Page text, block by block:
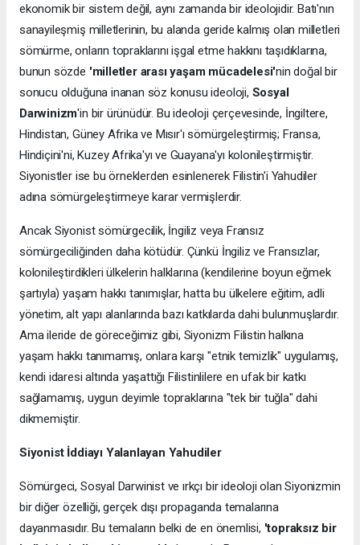
ekonomik bir sistem değil, aynı zamanda bir ideolojidir. Batı'nın
sanayileşmiş milletlerinin, bu alanda geride kalmış olan milletleri
sömürme, onların topraklarını işgal etme hakkını taşıdıklarına,
bunun sözde 'milletler arasıyaşam mücadelesi'nin doğal bir
sonucu olduğuna inanan söz konusu ideoloji, Sosyal
Darwinizm'in bir ürünüdür. Bu ideoloji çerçevesinde, İngiltere,
Hindistan, Güney Afrika ve Mısır'ı sömürgeleştirmiş; Fransa,
Hindiçini'ni, Kuzey Afrika'yı ve Guayana'yı kolonileştirmiştir.
Siyonistler ise bu örneklerden esinlenerek Filistin'i Yahudiler
adına sömürgeleştirmeye karar vermişlerdir.
Ancak Siyonist sömürgecilik, İngiliz veya Fransız
sömürgeciliğinden daha kötüdür. Çünkü İngiliz ve Fransızlar,
kolonileştirdikleri ülkelerin halklarına (kendilerine boyun eğmek
şartıyla) yaşam hakkı tanımışlar, hatta bu ülkelere eğitim, adli
yönetim, alt yapı alanlarında bazı katkılarda dahi bulunmuşlardır.
Ama ileride de göreceğimiz gibi, Siyonizm Filistin halkına
yaşam hakkı tanımamış, onlara karşı "etnik temizlik" uygulamış,
kendi idaresi altında yaşattığı Filistinlilere en ufak bir katkı
sağlamamış, uygun deyimle topraklarına "tek bir tuğla" dahi
dikmemiştir.
Siyonist İddiayıYalanlayan Yahudiler
Sömürgeci, Sosyal Darwinist ve ırkçı bir ideoloji olan Siyonizmin
bir diğer özelliği, gerçek dışı propaganda temalarına
dayanmasıdır. Bu temaların belki de en önemlisi, 'topraksız bir